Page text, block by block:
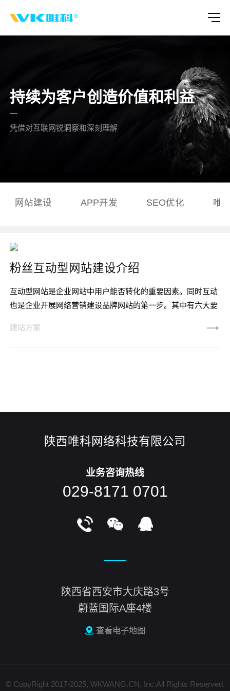
持续为客户创造价值和利益
凭借对互联网锐洞察和深刻理解
网站建设 APP开发 SEO优化 唯
粉丝互动型网站建设介绍
互动型网站是企业网站中用户能否转化的重要因素。同时互动
也是企业开展网络营销建设品牌网站的第一步。其中有六大要
困难的。但更重要的是，在创建网站前建立一个目标。用户对
品牌拥有高度的期望值，互动型网站必须给用户，尤其是品牌
建站方案
陕西唯科网络科技有限公司
业务咨询热线
029-8171 0701
陕西省西安市大庆路3号
蔚蓝国际A座4楼
查看电子地图
© CopyRight 2017-2025, WKWANG.CN, Inc.All Rights Reserved.